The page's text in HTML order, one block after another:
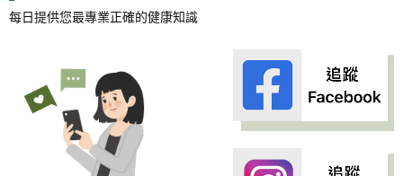
每日提供您最專業正確的健康知識